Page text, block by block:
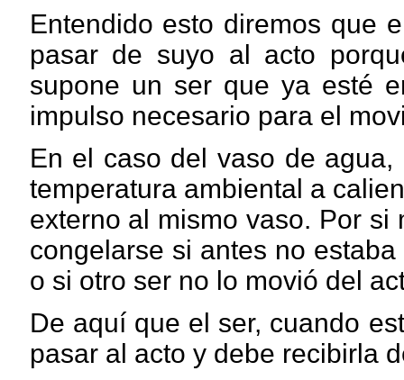
Entendido esto diremos que
pasar de suyo al acto
supone un ser que ya esté
impulso necesario para el
En el caso del vaso de
temperatura ambiental a
externo al mismo vaso. Por
congelarse si antes no
o si otro ser no lo movió del
De aquí que el ser, cuando
pasar al acto y debe recibirla